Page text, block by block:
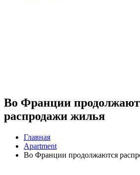
Во Франции
распродажи жилья
Главная
Apartment
Во Франции продолжаются